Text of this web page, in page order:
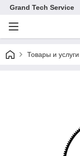
Grand Tech Service
Товары и услуги